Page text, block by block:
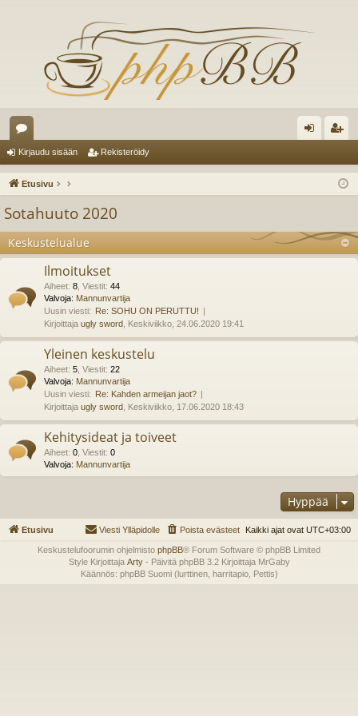
es
ku
ua
ee
au ist
dy
Kirjaudu sisään Rekisteröidy
Etusivu
Sotahuuto 2020
Keskustelualue
Ilmoitukset
Aiheet: 8 Viestit: 44
Valvoja: Mannunvartija
Uusin viesti: Re: SOHU ON PERUTTU!
Kirjoittaja ugly sword , Keskiviikko, 24.06.2020 19:41
Yleinen keskustelu
Aiheet: 5 Viestit: 22
Valvoja: Mannunvartija
Uusin viesti: Re: Kahden armeijan jaot?
Kirjoittaja ugly sword , Keskiviikko, 17.06.2020 18:43
Kehitysideat ja toiveet
Aiheet: 0 Viestit: 0
Valvoja: Mannunvartija
Hyppää
Etusivu Kaikki ajat ovat UTC+03:00
Poista evästeet
Viesti Ylläpidolle
Keskustelufoorumin ohjelmisto phpBB® Forum Software © phpBB Limited
Style Kirjoittaja Arty- Päivitä phpBB 3.2 Kirjoittaja MrGaby
Käännös: phpBB Suomi (lurttinen, harritapio, Pettis)